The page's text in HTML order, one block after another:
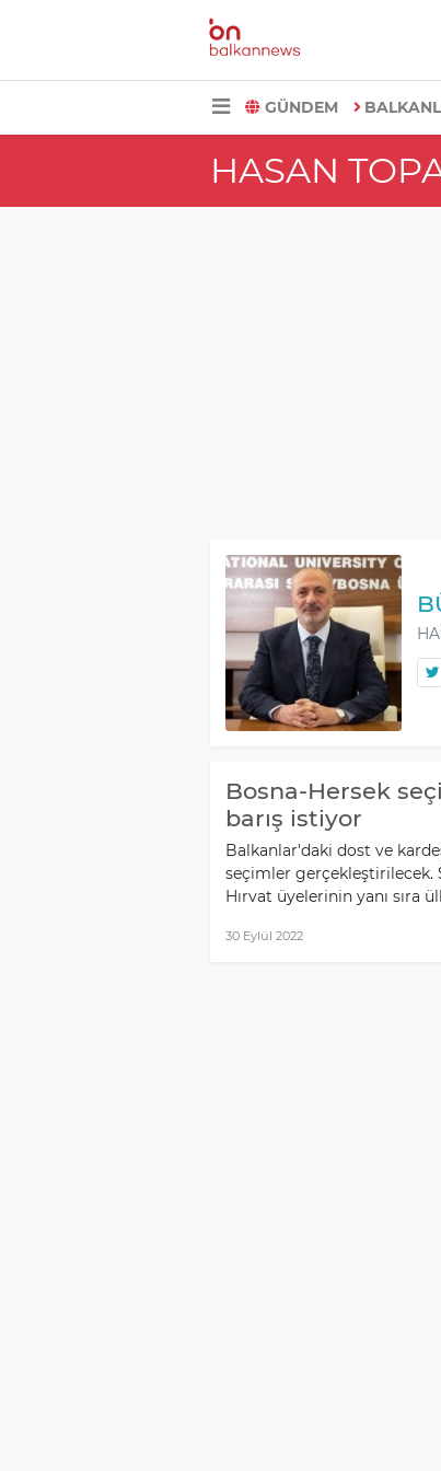
GÜNDEM
HASAN
Bosna-Hersek
barış istiyor
Balkanlar'daki dost ve
seçimler gerçekleştirilecek.
Hırvat üyelerinin yanı sıra
30 Eylül 2022